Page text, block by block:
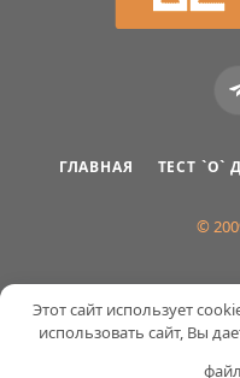
ГЛАВНАЯ ТЕСТ `О`
©
Этот сайт использует
использовать сайт, Вы